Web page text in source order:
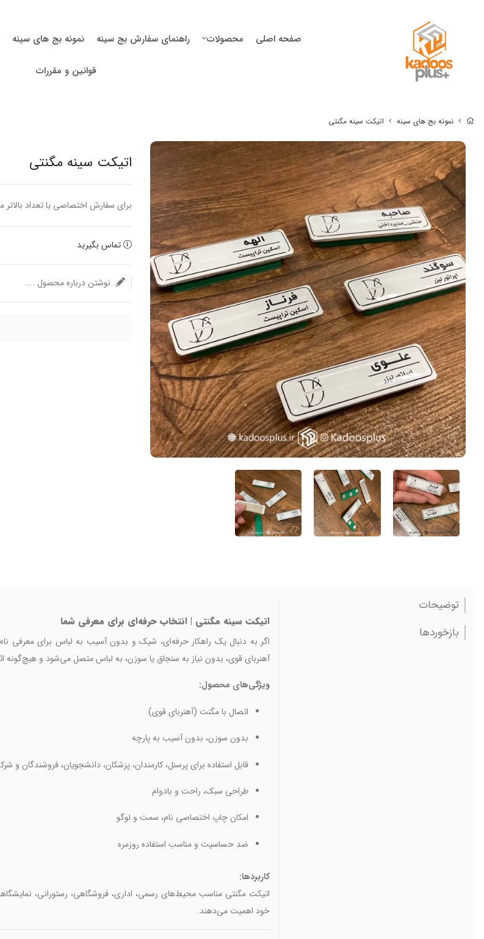
صفحه اصلی محصولات راهنمای سفارش بج سینه نمونه بج های سینه
قوانین و مقررات
نمونه بج های سینه اتیکت سینه مگنتی
اتیکت سینه مگنتی
برای سفارش اختصاصی یا تعداد بالاتر میتوانید از طریق
تماس بگیرید
نوشتن درباره محصول ....
توضیحات
بازخوردها
اتیکت سینه مگنتی | انتخاب حرفه‌ای برای معرفی شما
اگر به دنبال یک راهکار حرفه‌ای، شیک و بدون آسیب به لباس برای معرفی
آهنربای قوی، بدون نیاز به سنجاق یا سوزن، به لباس متصل می‌شود و هیچ‌گونه
ویژگی‌های محصول:
اتصال با مگنت (آهنربای قوی)
بدون سوزن، بدون آسیب به پارچه
قابل استفاده برای پرسنل، کارمندان، پزشکان، دانشجویان، فروشندگان و
طراحی سبک، راحت و بادوام
امکان چاپ اختصاصی نام، سمت و لوگو
ضد حساسیت و مناسب استفاده روزمره
کاربردها:
اتیکت مگنتی مناسب محیط‌های رسمی، اداری، فروشگاهی، رستورانی،
خود اهمیت می‌دهند.